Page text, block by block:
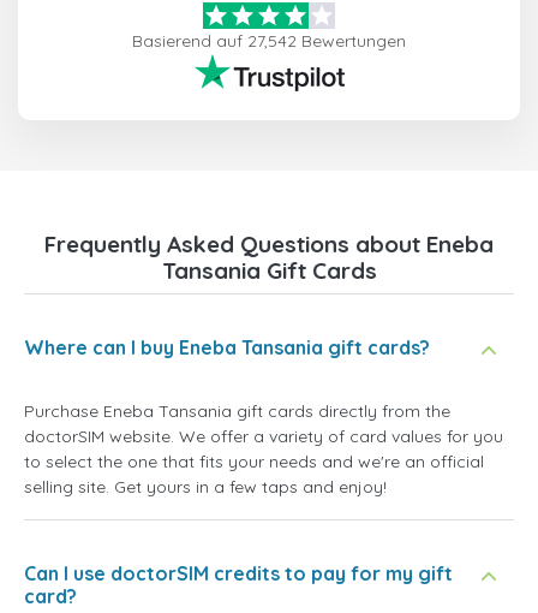
Basierend auf 27,542 Bewertungen
Frequently Asked Questions about Eneba
Tansania Gift Cards
Where can I buy Eneba Tansania gift cards?
Purchase Eneba Tansania gift cards directly from the
doctorSIM website. We offer a variety of card values for you
to select the one that fits your needs and we're an official
selling site. Get yours in a few taps and enjoy!
Can I use doctorSIM credits to pay for my gift
card?